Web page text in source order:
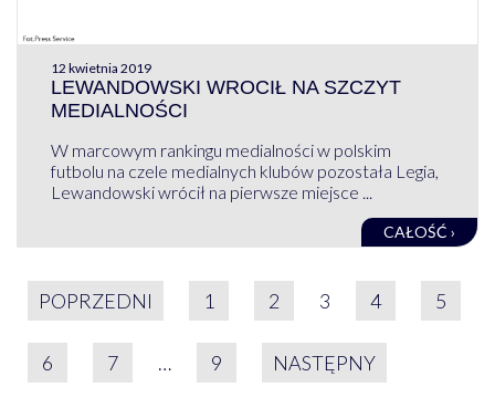
12 kwietnia 2019
LEWANDOWSKI WROCIŁ NA SZCZYT
MEDIALNOŚCI
W marcowym rankingu medialności w polskim
futbolu na czele medialnych klubów pozostała Legia,
Lewandowski wrócił na pierwsze miejsce ...
CAŁOŚĆ ›
STRONICOWANIE
POPRZEDNI 1 2 3 4 5
6 7 … 9 NASTĘPNY